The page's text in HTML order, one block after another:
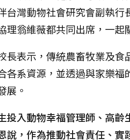
台灣動物社會研究會副執
理翁維薇都共同出席，一起
長表示，傳統農畜牧業及
各系資源，並透過與家樂
展。
投入動物幸福管理師、高
說，作為推動社會責任、